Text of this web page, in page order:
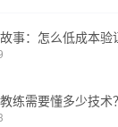
事：怎么低成本验
练需要懂多少技术？